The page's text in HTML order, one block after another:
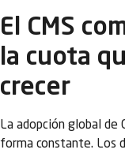
El CMS
la cuota
crecer
La adopción global de
forma constante. Los